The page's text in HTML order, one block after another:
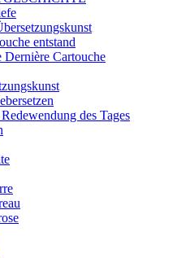
entstand
Cartouche
des Tages